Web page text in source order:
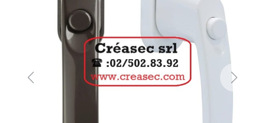
Previous Next